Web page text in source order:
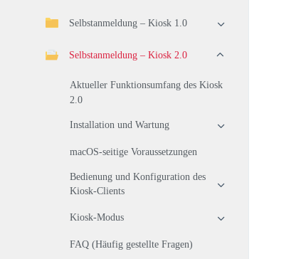
Selbstanmeldung – Kiosk 1.0
Selbstanmeldung – Kiosk 2.0
Aktueller Funktionsumfang des Kiosk
2.0
Installation und Wartung
macOS-seitige Voraussetzungen
Bedienung und Konfiguration des
Kiosk-Clients
Kiosk-Modus
FAQ (Häufig gestellte Fragen)